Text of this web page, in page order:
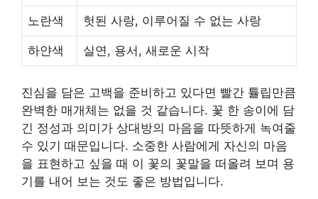
노란색 헛된 사랑, 이루어질 수 없는 사랑
하얀색 실연, 용서, 새로운 시작
진심을 담은 고백을 준비하고 있다면 빨간 튤립만큼
완벽한 매개체는 없을 것 같습니다. 꽃 한 송이에 담
긴 정성과 의미가 상대방의 마음을 따뜻하게 녹여줄
수 있기 때문입니다. 소중한 사람에게 자신의 마음
을 표현하고 싶을 때 이 꽃의 꽃말을 떠올려 보며 용
기를 내어 보는 것도 좋은 방법입니다.